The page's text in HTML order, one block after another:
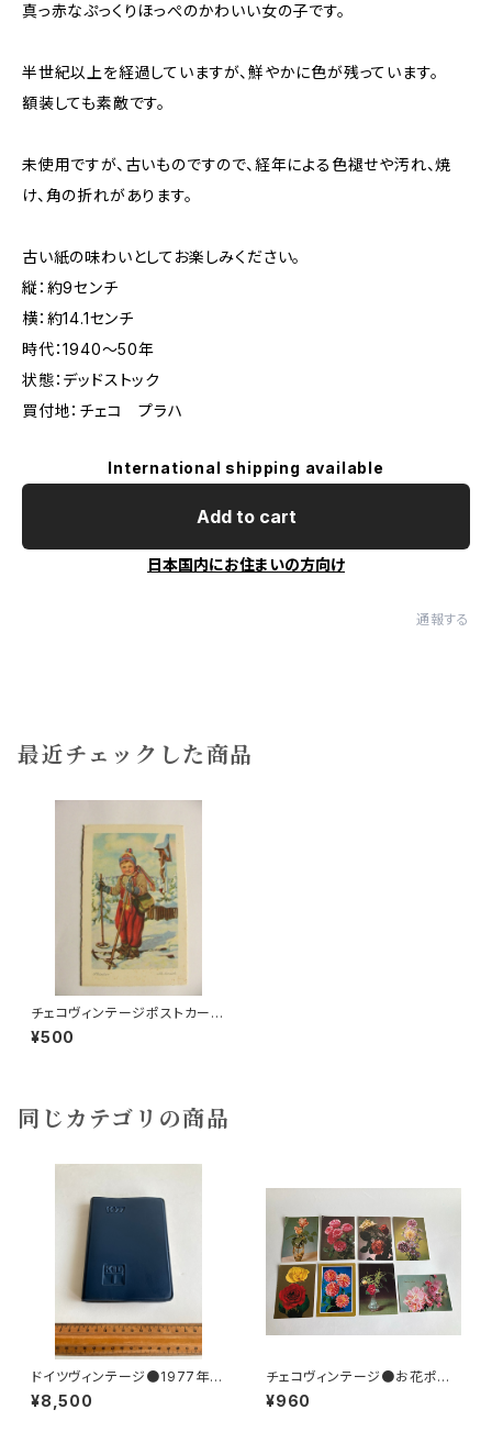
真っ赤なぷっくりほっぺのかわいい女の子です。
半世紀以上を経過していますが、鮮やかに色が残っています。
額装しても素敵です。
未使用ですが、古いものですので、経年による色褪せや汚れ、焼
け、角の折れがあります。
古い紙の味わいとしてお楽しみください。
縦：約9センチ
横：約14.1センチ
時代：1940～50年
状態：デッドストック
買付地：チェコ プラハ
International shipping available
Add to cart
日本国内にお住まいの方向け
通報する
最近チェックした商品
チェコヴィンテージポストカード
D
¥500
同じカテゴリの商品
ドイツヴィンテージ●1977年ポ
ケットカレンダーKDT手帳未使
用DDR
¥8,500
チェコヴィンテージ●お花ポスト
カード8枚組
¥960